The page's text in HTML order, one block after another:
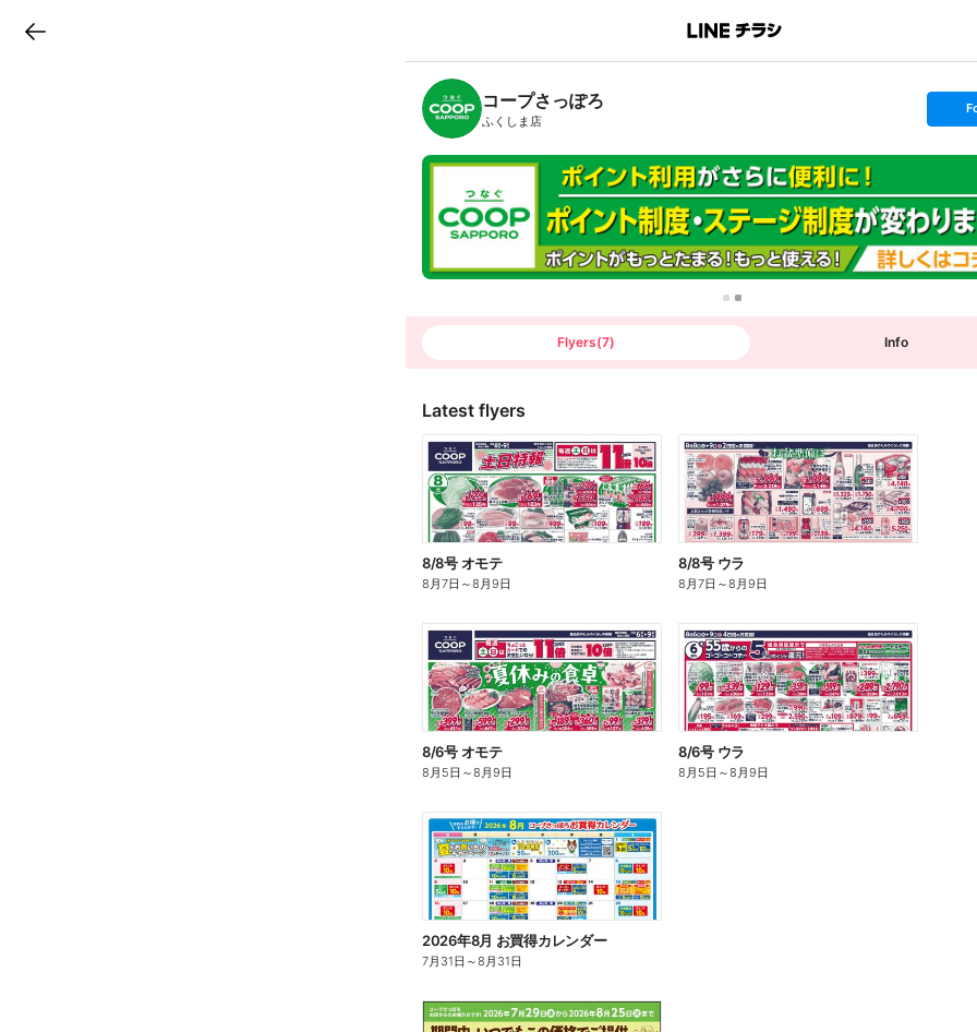
B
n
c
h
T
コープさっぽろ
ふくしま店
s
t
o
o
w
Flyers(7) Info
Latest flyers
8/8号 オモテ
8月7日 ～8月9日
8/8号 ウラ
8月7日 ～8月9日
8/6号 オモテ
8月5日 ～8月9日
8/6号 ウラ
8月5日 ～8月9日
2026年8月 お買得カレンダー
7月31日 ～8月31日